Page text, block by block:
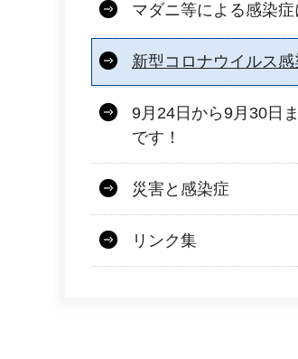
マダニ等による感染症
新型コロナウイルス
9月24日から9月30日
です！
災害と感染症
リンク集